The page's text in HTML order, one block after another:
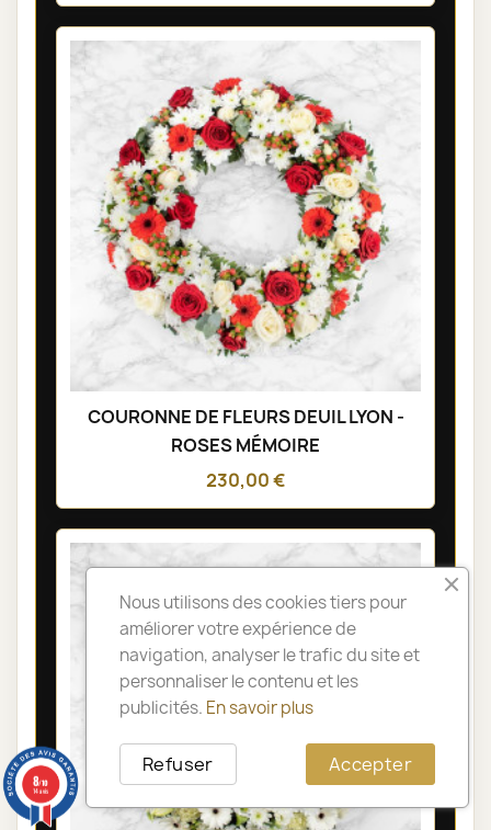
COURONNE DE FLEURS DEUIL LYON -
ROSES MÉMOIRE
230,00 €
Nous utilisons des cookies tiers pour
améliorer votre expérience de
navigation, analyser le trafic du site et
personnaliser le contenu et les
publicités. En savoir plus
Accepter
Refuser
8/10
14 avis